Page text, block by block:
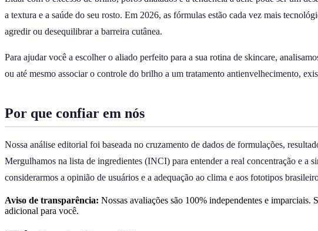
a textura e a saúde do seu rosto. Em 2026, as fórmulas estão cada vez mais
agredir ou desequilibrar a barreira cutânea.
Para ajudar você a escolher o aliado perfeito para a sua rotina de skincare,
ou até mesmo associar o controle do brilho a um tratamento antienvelhecimento,
Por que confiar em nós
Nossa análise editorial foi baseada no cruzamento de dados de formulações,
Mergulhamos na lista de ingredientes (INCI) para entender a real concentração e
considerarmos a opinião de usuários e a adequação ao clima e aos fototipos
Aviso de transparência: Nossas avaliações são 100% independentes e
adicional para você.